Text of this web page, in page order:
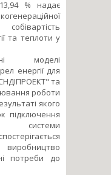
% надає
та теплоти у
моделі
енергії для
та
роботи
якого
підключення
системи
потреби до